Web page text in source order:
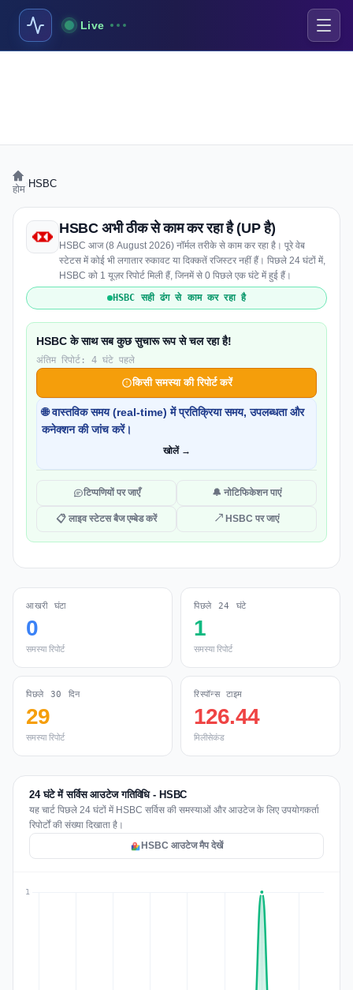
Live
होम HSBC
HSBC अभी ठीक से काम कर रहा है (UP है)
HSBC आज (8 August 2026) नॉर्मल तरीके से काम कर रहा है। पूरे वेब
स्टेटस में कोई भी लगातार रुकावट या दिक्कतें रजिस्टर नहीं हैं। पिछले 24 घंटों में,
HSBC को 1 यूज़र रिपोर्ट मिली हैं, जिनमें से 0 पिछले एक घंटे में हुई हैं।
HSBC सही ढंग से काम कर रहा है
HSBC के साथ सब कुछ सुचारू रूप से चल रहा है!
अंतिम रिपोर्ट: 4 घंटे पहले
किसी समस्या की रिपोर्ट करें
🌐 वास्तविक समय (real-time) में प्रतिक्रिया समय, उपलब्धता और
कनेक्शन की जांच करें।
खोलें →
टिप्पणियों पर जाएँ 🔔 नोटिफिकेशन पाएं
📋 लाइव स्टेटस बैज एम्बेड करें ↗ HSBC पर जाएं
आखरी घंटा
0
समस्या रिपोर्ट
पिछले 24 घंटे
1
समस्या रिपोर्ट
पिछले 30 दिन
29
समस्या रिपोर्ट
रिस्पॉन्स टाइम
126.44
मिलीसेकंड
24 घंटे में सर्विस आउटेज गतिविधि - HSBC
यह चार्ट पिछले 24 घंटों में HSBC सर्विस की समस्याओं और आउटेज के लिए उपयोगकर्ता
रिपोर्टों की संख्या दिखाता है।
HSBC आउटेज मैप देखें